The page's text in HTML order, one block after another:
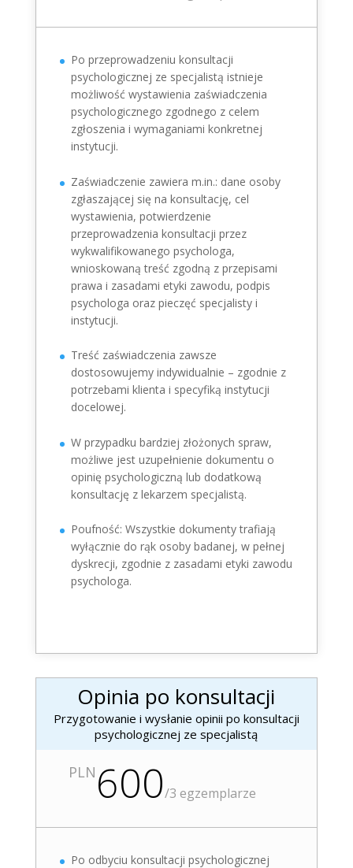
Po przeprowadzeniu konsultacji
psychologicznej ze specjalistą istnieje
możliwość wystawienia zaświadczenia
psychologicznego zgodnego z celem
zgłoszenia i wymaganiami konkretnej
instytucji.
Zaświadczenie zawiera m.in.: dane osoby
zgłaszającej się na konsultację, cel
wystawienia, potwierdzenie
przeprowadzenia konsultacji przez
wykwalifikowanego psychologa,
wnioskowaną treść zgodną z przepisami
prawa i zasadami etyki zawodu, podpis
psychologa oraz pieczęć specjalisty i
instytucji.
Treść zaświadczenia zawsze
dostosowujemy indywidualnie – zgodnie z
potrzebami klienta i specyfiką instytucji
docelowej.
W przypadku bardziej złożonych spraw,
możliwe jest uzupełnienie dokumentu o
opinię psychologiczną lub dodatkową
konsultację z lekarzem specjalistą.
Poufność: Wszystkie dokumenty trafiają
wyłącznie do rąk osoby badanej, w pełnej
dyskrecji, zgodnie z zasadami etyki zawodu
psychologa.
Opinia po konsultacji
Przygotowanie i wysłanie opinii po konsultacji
psychologicznej ze specjalistą
PLN 600/3 egzemplarze
Po odbyciu konsultacji psychologicznej